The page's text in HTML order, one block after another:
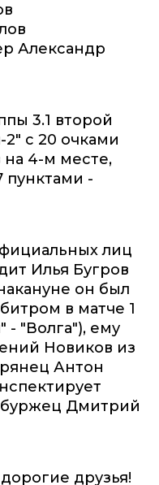
Александр
3.1 второй
с 20 очками
на 4-м месте,
пунктами -
лиц
Илья Бугров
он был
в матче 1
- "Волга"), ему
Новиков из
Антон
Дмитрий
друзья!